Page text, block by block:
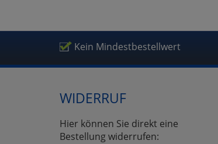
Kein Mindestbestellwert
WIDERRUF
Hier können Sie direkt eine
Bestellung widerrufen: